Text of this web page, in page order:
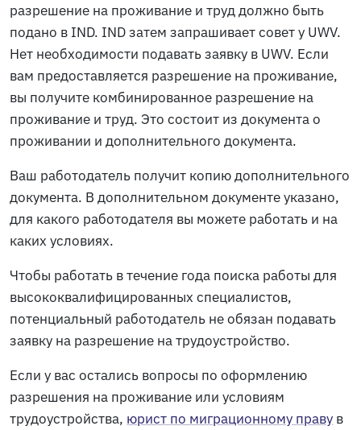
разрешение на проживание и труд должно быть
подано в IND. IND затем запрашивает совет у UWV.
Нет необходимости подавать заявку в UWV. Если
вам предоставляется разрешение на проживание,
вы получите комбинированное разрешение на
проживание и труд. Это состоит из документа о
проживании и дополнительного документа.
Ваш работодатель получит копию дополнительного
документа. В дополнительном документе указано,
для какого работодателя вы можете работать и на
каких условиях.
Чтобы работать в течение года поиска работы для
высококвалифицированных специалистов,
потенциальный работодатель не обязан подавать
заявку на разрешение на трудоустройство.
Если у вас остались вопросы по оформлению
разрешения на проживание или условиям
трудоустройства, юрист по миграционному праву в